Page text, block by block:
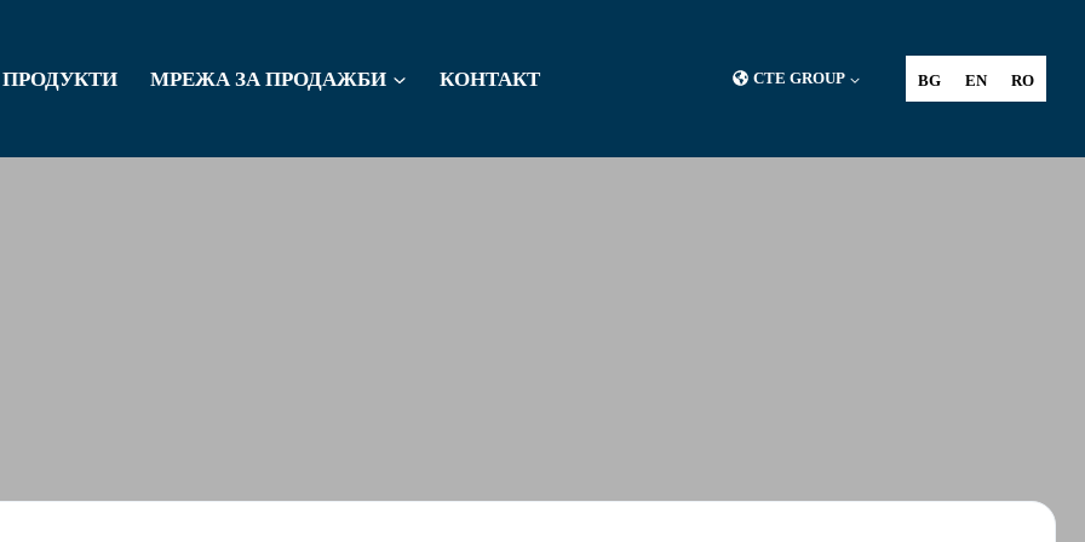
ПРОДУКТИ МРЕЖА ЗА ПРОДАЖБИ КОНТАКТ CTE GROUP BG EN RO